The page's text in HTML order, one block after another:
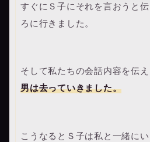
すぐにＳ子にそれを言おうと
ろに行きました。
そして私たちの会話内容を伝
男は去っていきました。
こうなるとＳ子は私と一緒にい